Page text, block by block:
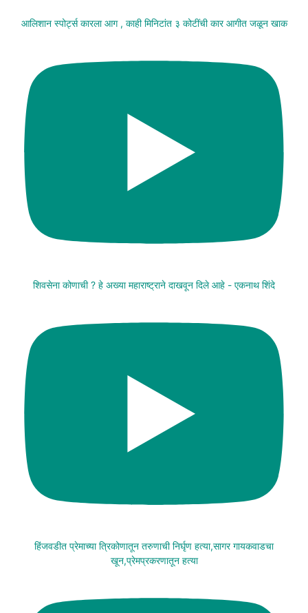
आलिशान स्पोर्ट्स कारला आग , काही मिनिटांत ३ कोटींची कार आगीत जळून खाक
शिवसेना कोणाची ? हे अख्या महाराष्ट्राने दाखवून दिले आहे - एकनाथ शिंदे
हिंजवडीत प्रेमाच्या त्रिकोणातून तरुणाची निर्घृण हत्या,सागर गायकवाडचा
खून,प्रेमप्रकरणातून हत्या